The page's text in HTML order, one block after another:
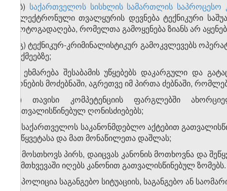
ვ.ბ) საქართველოს სისხლის სამართლის საპროცესო
(ელექტრონული თვალყურის დევნება ტექნიკური
ფოტოგადაღება, რომელთა გამოყენება ზიანს არ
ვ.გ) ტექნიკურ-კრიმინალისტიკურ გამოკვლევებს
საქმეებზე;
ზ) ეხმარება შესაბამის უწყებებს დაკარგული და
ქონების მოძებნაში, აგრეთვე იმ პირთა ძებნაში,
თ) თავისი კომპეტენციის ფარგლებში
გათვალისწინებულ ღონისძიებებს;
ი) საქართველოს საკანონმდებლო აქტებით
შეწყვეტასა და მათ მონაწილეთა დაშლას;
კ) მოსთხოვს პირს, დაიცვას კანონის მოთხოვნა და
შემთხვევაში იღებს კანონით გათვალისწინებულ ზომებს.
3. პოლიცია საგანგებო სიტუაციის, საგანგებო ან